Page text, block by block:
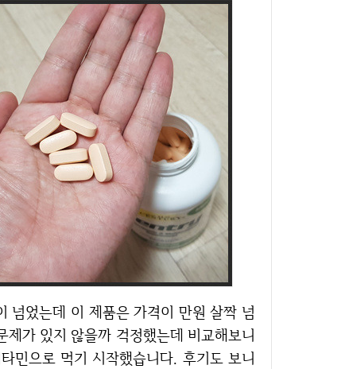
가 있지 않을까 걱정했는데 비교해보니
민으로 먹기 시작했습니다. 후기도 보니